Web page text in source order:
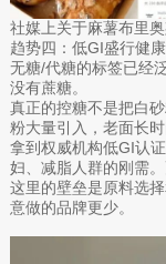
社媒上关于麻薯布里
趋势四：低GI盛行健
无糖/代糖的标签已经
没有蔗糖。
真正的控糖不是把白
粉大量引入，老面长
拿到权威机构低GI认
妇、减脂人群的刚需
这里的壁垒是原料选
意做的品牌更少。